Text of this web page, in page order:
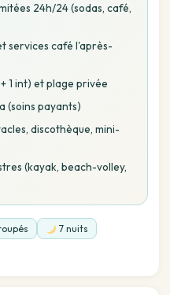
24h/24 (sodas, café,
services café l'après-
1 int) et plage privée
(soins payants)
discothèque, mini-
(kayak, beach-volley,
7 nuits